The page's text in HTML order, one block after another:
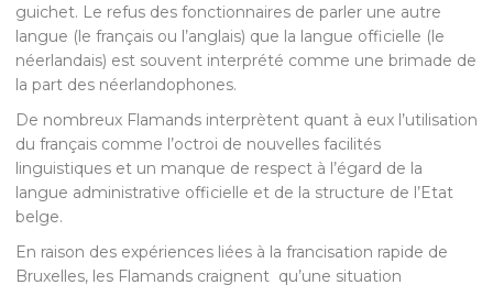
guichet. Le refus des fonctionnaires de parler une autre
langue (le français ou l’anglais) que la langue officielle (le
néerlandais) est souvent interprété comme une brimade de
la part des néerlandophones.
De nombreux Flamands interprètent quant à eux l’utilisation
du français comme l’octroi de nouvelles facilités
linguistiques et un manque de respect à l’égard de la
langue administrative officielle et de la structure de l’Etat
belge.
En raison des expériences liées à la francisation rapide de
Bruxelles, les Flamands craignent qu’une situation